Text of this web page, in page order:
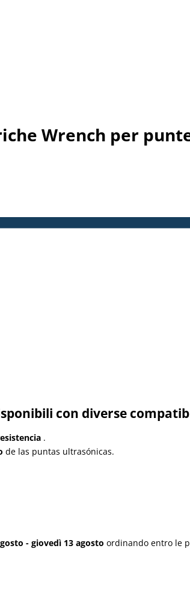
Wrench per
con diverse
.
de las puntas ultrasónicas.
- giovedì 13 agosto ordinando entro le